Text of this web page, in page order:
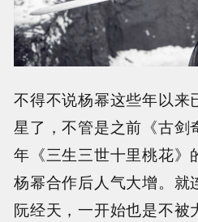
不得不说杨幂这些年以来
星了，不管是之前《古剑
年《三生三世十里桃花》
杨幂合作后人气大增。就
阮经天，一开始也是不被